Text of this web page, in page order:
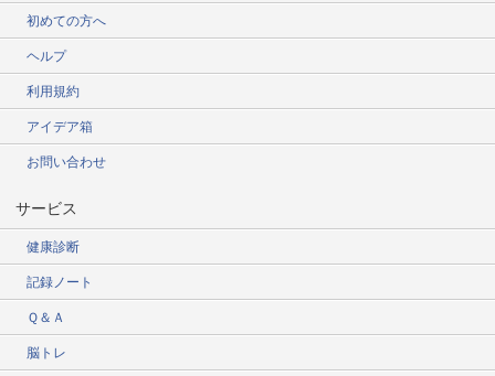
初めての方へ
ヘルプ
利用規約
アイデア箱
お問い合わせ
サービス
健康診断
記録ノート
Ｑ＆Ａ
脳トレ